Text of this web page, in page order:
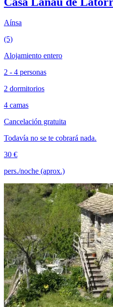
Aínsa
(5)
Alojamiento entero
2 - 4 personas
2 dormitorios
4 camas
Cancelación gratuita
Todavía no se te cobrará nada.
30 €
pers./noche (aprox.)